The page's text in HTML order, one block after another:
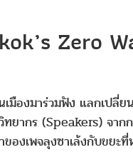
Zero
งมาร่วมฟัง แลกเปลี่ย
ากร (Speakers) จา
เพจลุงซาเล้งกับขยะที่